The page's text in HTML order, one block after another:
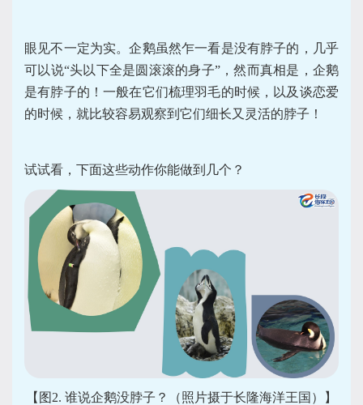
眼见不一定为实。企鹅虽然乍一看是没有脖子的，几乎
可以说“头以下全是圆滚滚的身子”，然而真相是，企鹅
是有脖子的！一般在它们梳理羽毛的时候，以及谈恋爱
的时候，就比较容易观察到它们细长又灵活的脖子！
试试看，下面这些动作你能做到几个？
【图2. 谁说企鹅没脖子？（照片摄于长隆海洋王国）】